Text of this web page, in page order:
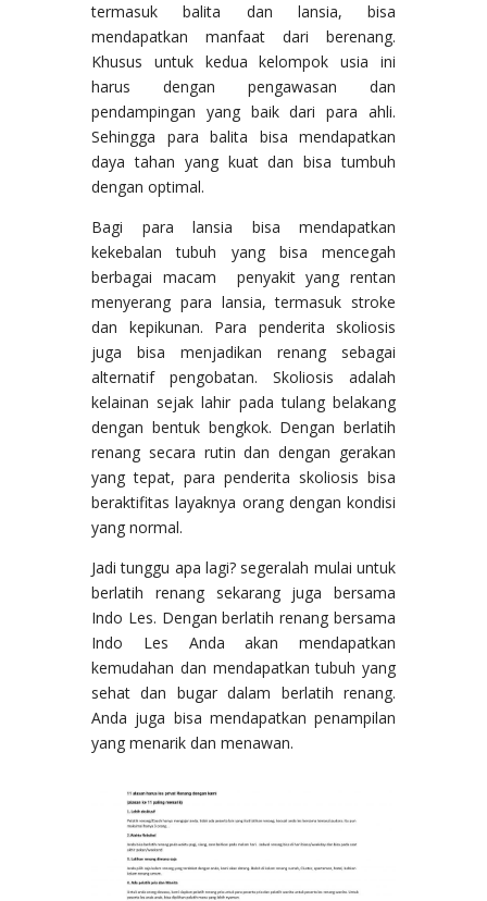
termasuk balita dan lansia, bisa
mendapatkan manfaat dari berenang.
Khusus untuk kedua kelompok usia ini
harus dengan pengawasan dan
pendampingan yang baik dari para ahli.
Sehingga para balita bisa mendapatkan
daya tahan yang kuat dan bisa tumbuh
dengan optimal.
Bagi para lansia bisa mendapatkan
kekebalan tubuh yang bisa mencegah
berbagai macam penyakit yang rentan
menyerang para lansia, termasuk stroke
dan kepikunan. Para penderita skoliosis
juga bisa menjadikan renang sebagai
alternatif pengobatan. Skoliosis adalah
kelainan sejak lahir pada tulang belakang
dengan bentuk bengkok. Dengan berlatih
renang secara rutin dan dengan gerakan
yang tepat, para penderita skoliosis bisa
beraktifitas layaknya orang dengan kondisi
yang normal.
Jadi tunggu apa lagi? segeralah mulai untuk
berlatih renang sekarang juga bersama
Indo Les. Dengan berlatih renang bersama
Indo Les Anda akan mendapatkan
kemudahan dan mendapatkan tubuh yang
sehat dan bugar dalam berlatih renang.
Anda juga bisa mendapatkan penampilan
yang menarik dan menawan.